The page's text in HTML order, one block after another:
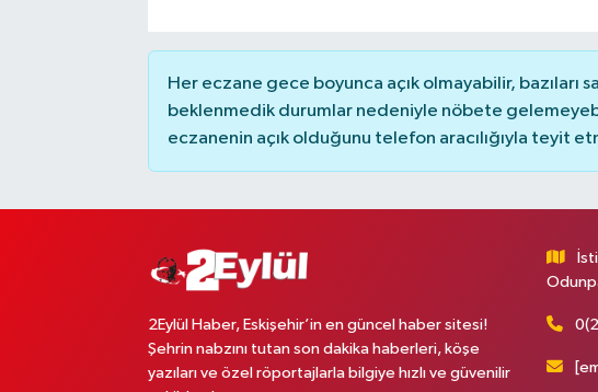
Her eczane gece boyunca açık olmayabilir, bazıları
beklenmedik durumlar nedeniyle nöbete
eczanenin açık olduğunu telefon aracılığıyla teyit
2Eylül Haber, Eskişehir’in en güncel haber sitesi!
Şehrin nabzını tutan son dakika haberleri, köşe
yazıları ve özel röportajlarla bilgiye hızlı ve güvenilir